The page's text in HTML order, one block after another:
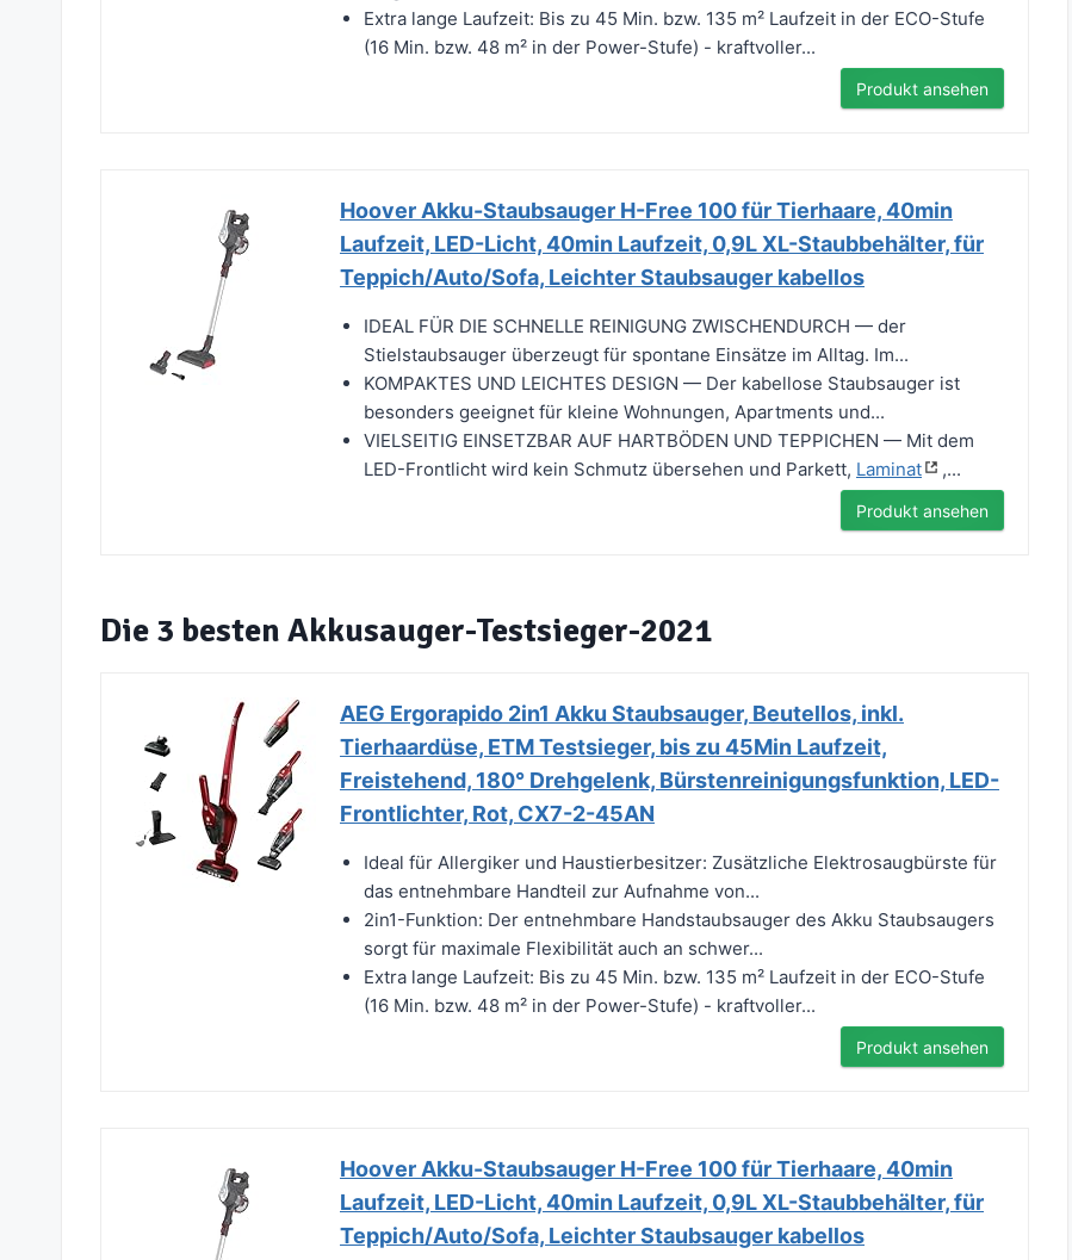
Extra lange Laufzeit: Bis zu 45 Min. bzw. 135 m² Laufzeit in der ECO-Stufe
(16 Min. bzw. 48 m² in der Power-Stufe) - kraftvoller...
Produkt ansehen
Hoover Akku-Staubsauger H-Free 100 für Tierhaare, 40min
Laufzeit, LED-Licht, 40min Laufzeit, 0,9L XL-Staubbehälter, für
Teppich/Auto/Sofa, Leichter Staubsauger kabellos
IDEAL FÜR DIE SCHNELLE REINIGUNG ZWISCHENDURCH — der
Stielstaubsauger überzeugt für spontane Einsätze im Alltag. Im...
KOMPAKTES UND LEICHTES DESIGN — Der kabellose Staubsauger ist
besonders geeignet für kleine Wohnungen, Apartments und...
VIELSEITIG EINSETZBAR AUF HARTBÖDEN UND TEPPICHEN — Mit dem
LED-Frontlicht wird kein Schmutz übersehen und Parkett, Laminat ,...
Produkt ansehen
Die 3 besten Akkusauger-Testsieger-2021
AEG Ergorapido 2in1 Akku Staubsauger, Beutellos, inkl.
Tierhaardüse, ETM Testsieger, bis zu 45Min Laufzeit,
Freistehend, 180° Drehgelenk, Bürstenreinigungsfunktion, LED-
Frontlichter, Rot, CX7-2-45AN
Ideal für Allergiker und Haustierbesitzer: Zusätzliche Elektrosaugbürste für
das entnehmbare Handteil zur Aufnahme von...
2in1-Funktion: Der entnehmbare Handstaubsauger des Akku Staubsaugers
sorgt für maximale Flexibilität auch an schwer...
Extra lange Laufzeit: Bis zu 45 Min. bzw. 135 m² Laufzeit in der ECO-Stufe
(16 Min. bzw. 48 m² in der Power-Stufe) - kraftvoller...
Produkt ansehen
Hoover Akku-Staubsauger H-Free 100 für Tierhaare, 40min
Laufzeit, LED-Licht, 40min Laufzeit, 0,9L XL-Staubbehälter, für
Teppich/Auto/Sofa, Leichter Staubsauger kabellos